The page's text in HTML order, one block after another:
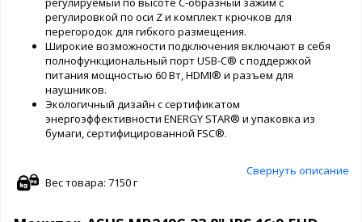
регулировкой по оси Z и комплект крючков для
перегородок для гибкого размещения.
Широкие возможности подключения включают в себя
полнофункциональный порт USB-C® с поддержкой
питания мощностью 60 Вт, HDMI® и разъем для
наушников.
Экологичный дизайн с сертификатом
энергоэффективности ENERGY STAR® и упаковка из
бумаги, сертифицированной FSC®.
Свернуть описание
Вес товара: 7150 г